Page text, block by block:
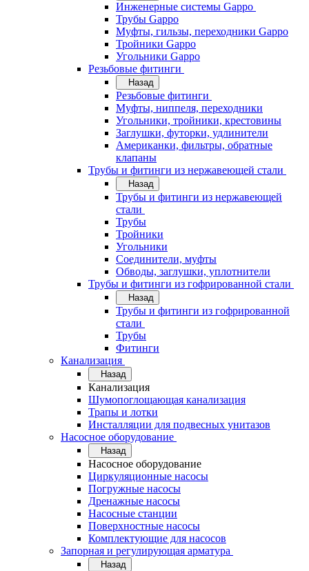
Инженерные системы Gappo
Трубы Gappo
Муфты, гильзы, переходники Gappo
Тройники Gappo
Угольники Gappo
Резьбовые фитинги
Назад
Резьбовые фитинги
Муфты, ниппеля, переходники
Угольники, тройники, крестовины
Заглушки, футорки, удлинители
Американки, фильтры, обратные
клапаны
Трубы и фитинги из нержавеющей стали
Назад
Трубы и фитинги из нержавеющей
стали
Трубы
Тройники
Угольники
Соединители, муфты
Обводы, заглушки, уплотнители
Трубы и фитинги из гофрированной стали
Назад
Трубы и фитинги из гофрированной
стали
Трубы
Фитинги
Канализация
Назад
Канализация
Шумопоглощающая канализация
Трапы и лотки
Инсталляции для подвесных унитазов
Насосное оборудование
Назад
Насосное оборудование
Циркуляционные насосы
Погружные насосы
Дренажные насосы
Насосные станции
Поверхностные насосы
Комплектующие для насосов
Запорная и регулирующая арматура
Назад